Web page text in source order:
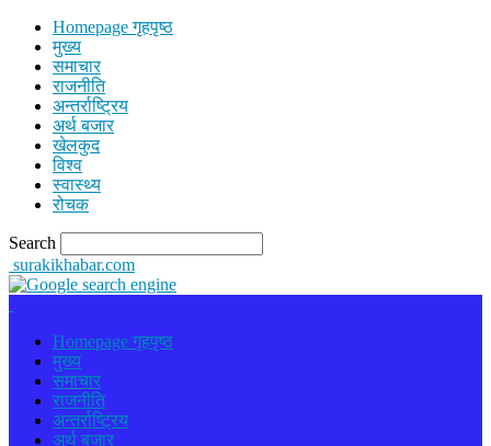
Homepage गृहपृष्ठ
मुख्य
समाचार
राजनीति
अन्तर्राष्ट्रिय
अर्थ बजार
खेलकुद
विश्व
स्वास्थ्य
रोचक
Search
surakikhabar.com
Homepage गृहपृष्ठ
मुख्य
समाचार
राजनीति
अन्तर्राष्ट्रिय
अर्थ बजार